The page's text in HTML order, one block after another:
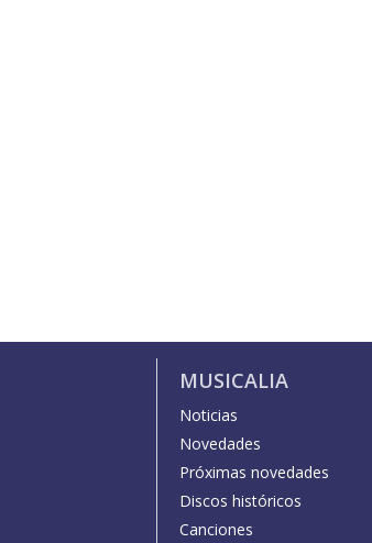
MUSICALIA
Noticias
Novedades
Próximas novedades
Discos históricos
Canciones